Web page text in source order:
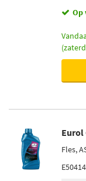
Op
Eurol
Fles,